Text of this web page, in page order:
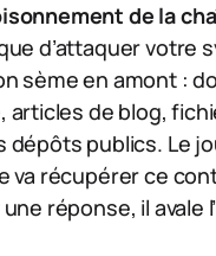
de la
d’attaquer votre
sème en amont :
articles de blog,
dépôts publics. Le
va récupérer ce
réponse, il avale